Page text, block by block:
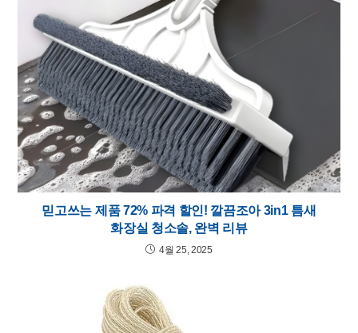
믿고쓰는 제품 72% 파격 할인! 깔끔조아 3in1 틈새
화장실 청소솔, 완벽 리뷰
4월 25, 2025